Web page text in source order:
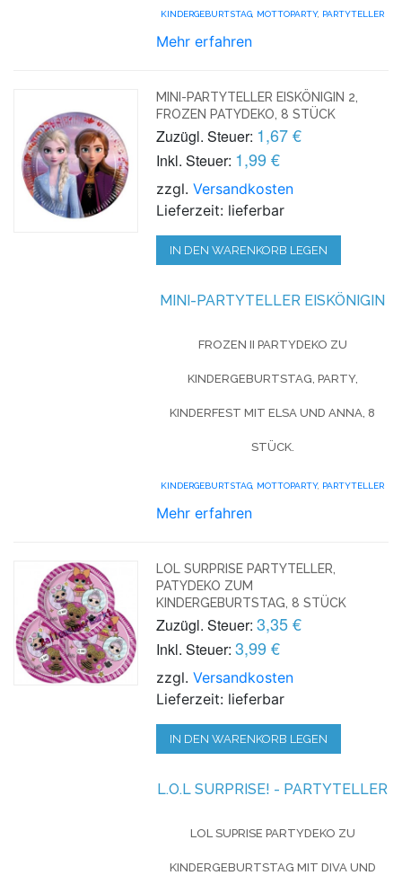
KINDERGEBURTSTAG MOTTOPARTY, PARTYTELLER
Mehr erfahren
MINI-PARTYTELLER EISKÖNIGIN 2,
FROZEN PATYDEKO, 8 STÜCK
Zuzügl. Steuer: 1,67 €
Inkl. Steuer: 1,99 €
zzgl.Versandkosten
Lieferzeit: lieferbar
IN DEN WARENKORB LEGEN
MINI-PARTYTELLER EISKÖNIGIN
FROZEN II PARTYDEKO ZU
KINDERGEBURTSTAG, PARTY,
KINDERFEST MIT ELSAUND ANNA, 8
STÜCK.
KINDERGEBURTSTAG MOTTOPARTY, PARTYTELLER
Mehr erfahren
LOL SURPRISE PARTYTELLER,
PATYDEKO ZUM
KINDERGEBURTSTAG, 8 STÜCK
Zuzügl. Steuer: 3,35 €
Inkl. Steuer: 3,99 €
zzgl.Versandkosten
Lieferzeit: lieferbar
IN DEN WARENKORB LEGEN
L.O.L SURPRISE! - PARTYTELLER
LOL SUPRISE PARTYDEKO ZU
KINDERGEBURTSTAG MIT DIVA UND